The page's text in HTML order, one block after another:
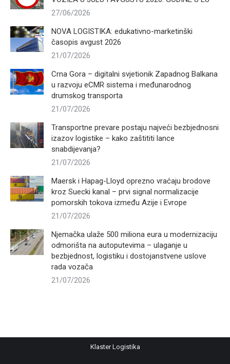
27/06/2026
NOVA LOGISTIKA: edukativno-marketinški
časopis avgust 2026
21/07/2026
Crna Gora – digitalni svjetionik Zapadnog Balkana
u razvoju eCMR sistema i međunarodnog
drumskog transporta
21/07/2026
Transportne prevare postaju najveći bezbjednosni
izazov logistike – kako zaštititi lance
snabdijevanja?
21/07/2026
Maersk i Hapag-Lloyd oprezno vraćaju brodove
kroz Suecki kanal – prvi signal normalizacije
pomorskih tokova između Azije i Evrope
21/07/2026
Njemačka ulaže 500 miliona eura u modernizaciju
odmorišta na autoputevima – ulaganje u
bezbjednost, logistiku i dostojanstvene uslove
rada vozača
21/07/2026
Klaster Logistika